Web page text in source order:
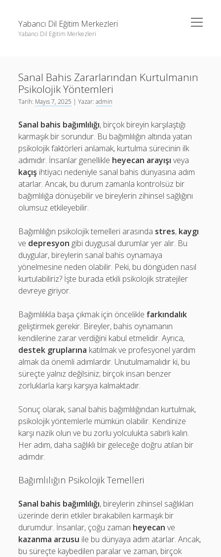
Yabancı Dil Eğitim Merkezleri
Yabancı Dil Eğitim Merkezleri
menüyü
aç
Liste
Sayfa Listesi
Threads Beğeni Çoğaltma Bedava
Instagram Gizli Profil Görme
Sayfa Listesi
Shorts Abone Arttırma Ücretsiz
Threads Beğeni Çoğaltma Bedava
Sanal Bahis Zararlarından Kurtulmanın
Psikolojik Yöntemleri
Tarih: Mayıs 7, 2025 | Yazar:admin
Sanal bahis bağımlılığı, birçok bireyin karşılaştığı
karmaşık bir sorundur. Bu bağımlılığın altında yatan
psikolojik faktörleri anlamak, kurtulma sürecinin ilk
adımıdır. İnsanlar genellikle heyecan arayışı veya
kaçış ihtiyacı nedeniyle sanal bahis dünyasına adım
atarlar. Ancak, bu durum zamanla kontrolsüz bir
bağımlılığa dönüşebilir ve bireylerin zihinsel sağlığını
olumsuz etkileyebilir.
Bağımlılığın psikolojik temelleri arasında stres, kaygı
ve depresyon gibi duygusal durumlar yer alır. Bu
duygular, bireylerin sanal bahis oynamaya
yönelmesine neden olabilir. Peki, bu döngüden nasıl
kurtulabiliriz? İşte burada etkili psikolojik stratejiler
devreye giriyor.
Bağımlılıkla başa çıkmak için öncelikle farkındalık
geliştirmek gerekir. Bireyler, bahis oynamanın
kendilerine zarar verdiğini kabul etmelidir. Ayrıca,
destek gruplarına katılmak ve profesyonel yardım
almak da önemli adımlardır. Unutulmamalıdır ki, bu
süreçte yalnız değilsiniz; birçok insan benzer
zorluklarla karşı karşıya kalmaktadır.
Sonuç olarak, sanal bahis bağımlılığından kurtulmak,
psikolojik yöntemlerle mümkün olabilir. Kendinize
karşı nazik olun ve bu zorlu yolculukta sabırlı kalın.
Her adım, daha sağlıklı bir geleceğe doğru atılan bir
adımdır.
Bağımlılığın Psikolojik Temelleri
Sanal bahis bağımlılığı, bireylerin zihinsel sağlıkları
üzerinde derin etkiler bırakabilen karmaşık bir
durumdur. İnsanlar, çoğu zaman heyecan ve
kazanma arzusu ile bu dünyaya adım atarlar. Ancak,
bu süreçte kaybedilen paralar ve zaman, birçok